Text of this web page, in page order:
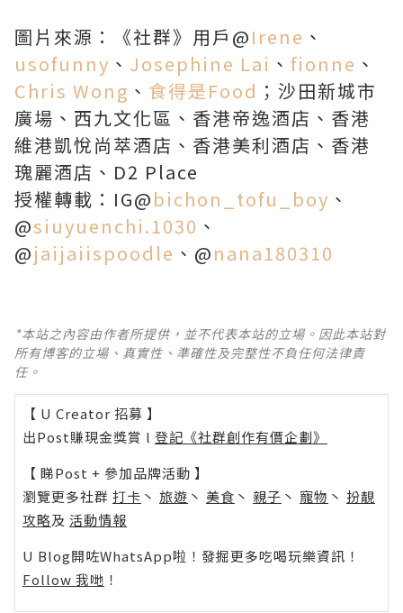
圖片來源：《社群》用戶@Irene 、
usofunny 、 Josephine Lai 、 fionne 、
Chris Wong 、 食得是Food ；沙田新城市
廣場、西九文化區、香港帝逸酒店、香港
維港凱悅尚萃酒店、香港美利酒店、香港
瑰麗酒店、D2 Place
授權轉載：IG@bichon_tofu_boy 、
@siuyuenchi.1030 、
@jaijaiispoodle 、@nana180310
*本站之內容由作者所提供，並不代表本站的立場。因此本站對
所有博客的立場、真實性、準確性及完整性不負任何法律責
任。
【 U Creator 招募 】
出Post賺現金獎賞 l 登記《社群創作有價企劃》
【 睇Post + 參加品牌活動 】
瀏覽更多社群 打卡 丶 旅遊 丶 美食 丶 親子 丶 寵物 丶 扮靚
攻略及 活動情報
U Blog開咗WhatsApp啦！發掘更多吃喝玩樂資訊！
Follow 我哋 ！